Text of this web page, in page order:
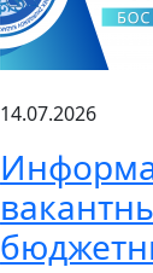
14.07.2026